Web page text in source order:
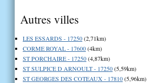
Autres villes
LES ESSARDS - 17250(2,71km)
CORME ROYAL - 17600(4km)
ST PORCHAIRE - 17250(4,87km)
ST SULPICE D ARNOULT - 17250(5,59km)
ST GEORGES DES COTEAUX - 17810(5,96km)